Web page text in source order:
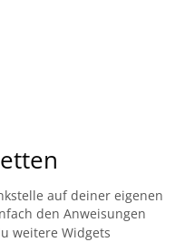
auf deiner eigenen
den Anweisungen
weitere Widgets